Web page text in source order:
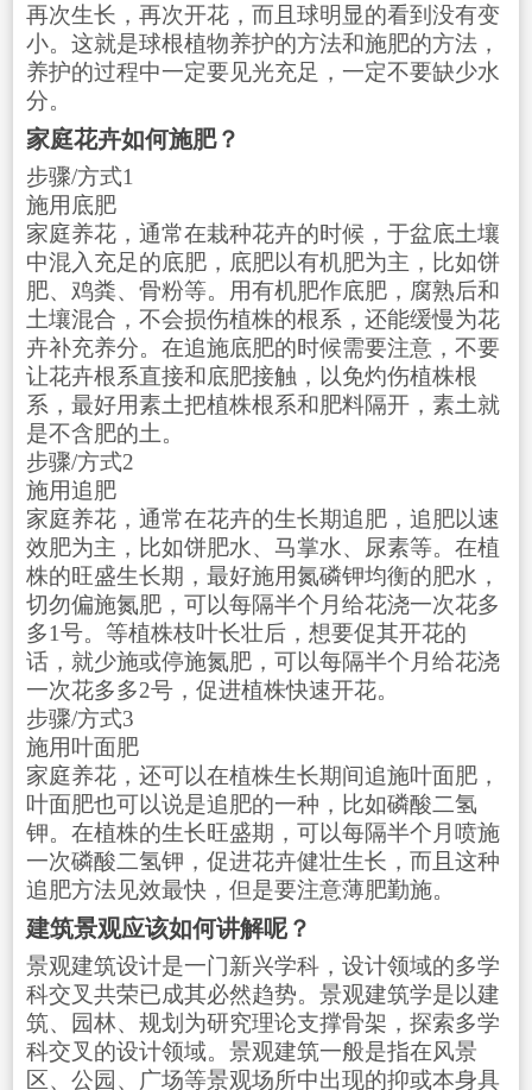
再次生长，再次开花，而且球明显的看到没有变
小。这就是球根植物养护的方法和施肥的方法，
养护的过程中一定要见光充足，一定不要缺少水
分。
家庭花卉如何施肥？
步骤/方式1
施用底肥
家庭养花，通常在栽种花卉的时候，于盆底土壤
中混入充足的底肥，底肥以有机肥为主，比如饼
肥、鸡粪、骨粉等。用有机肥作底肥，腐熟后和
土壤混合，不会损伤植株的根系，还能缓慢为花
卉补充养分。在追施底肥的时候需要注意，不要
让花卉根系直接和底肥接触，以免灼伤植株根
系，最好用素土把植株根系和肥料隔开，素土就
是不含肥的土。
步骤/方式2
施用追肥
家庭养花，通常在花卉的生长期追肥，追肥以速
效肥为主，比如饼肥水、马掌水、尿素等。在植
株的旺盛生长期，最好施用氮磷钾均衡的肥水，
切勿偏施氮肥，可以每隔半个月给花浇一次花多
多1号。等植株枝叶长壮后，想要促其开花的
话，就少施或停施氮肥，可以每隔半个月给花浇
一次花多多2号，促进植株快速开花。
步骤/方式3
施用叶面肥
家庭养花，还可以在植株生长期间追施叶面肥，
叶面肥也可以说是追肥的一种，比如磷酸二氢
钾。在植株的生长旺盛期，可以每隔半个月喷施
一次磷酸二氢钾，促进花卉健壮生长，而且这种
追肥方法见效最快，但是要注意薄肥勤施。
建筑景观应该如何讲解呢？
景观建筑设计是一门新兴学科，设计领域的多学
科交叉共荣已成其必然趋势。景观建筑学是以建
筑、园林、规划为研究理论支撑骨架，探索多学
科交叉的设计领域。景观建筑一般是指在风景
区、公园、广场等景观场所中出现的抑或本身具